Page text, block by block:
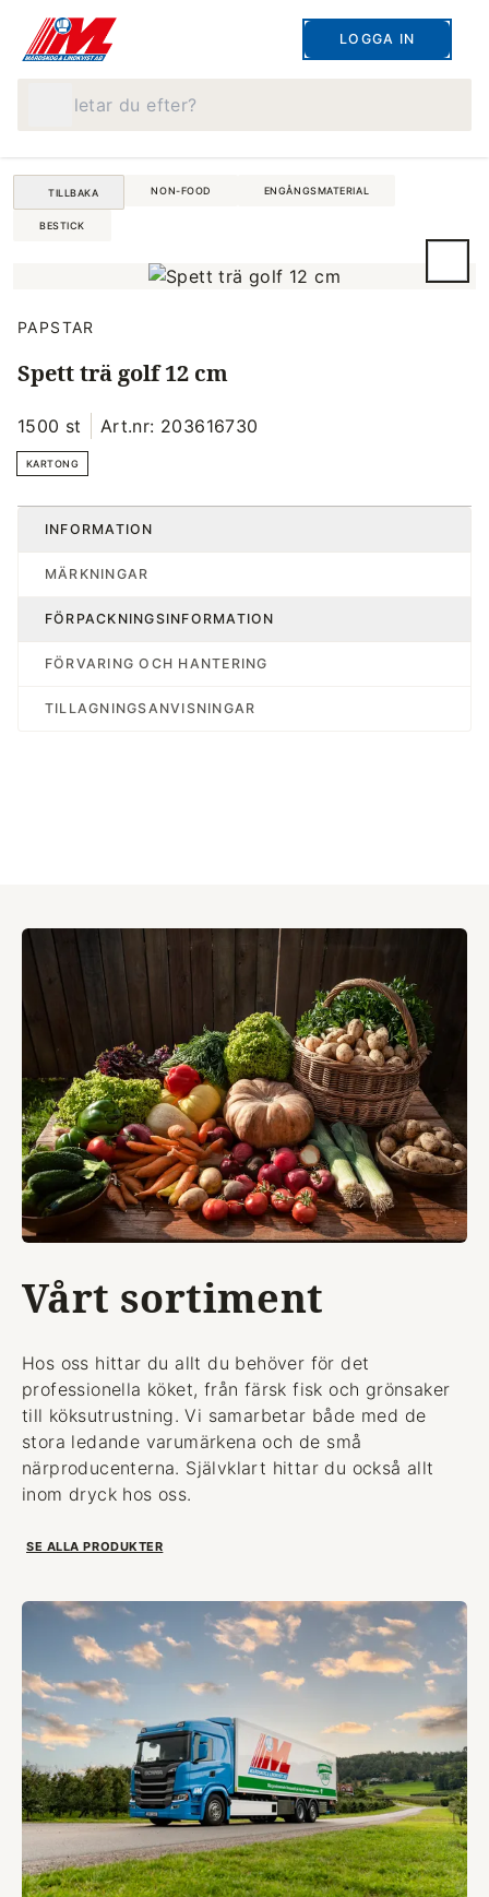
LOGGA IN
TILLBAKA NON-FOOD ENGÅNGSMATERIAL
BESTICK
PAPSTAR
Spett trä golf 12 cm
1500 st Art.nr: 203616730
KARTONG
INFORMATION
MÄRKNINGAR
FÖRPACKNINGSINFORMATION
FÖRVARING OCH HANTERING
TILLAGNINGSANVISNINGAR
Vårt sortiment
Hos oss hittar du allt du behöver för det
professionella köket, från färsk fisk och grönsaker
till köksutrustning. Vi samarbetar både med de
stora ledande varumärkena och de små
närproducenterna. Självklart hittar du också allt
inom dryck hos oss.
SE ALLA PRODUKTER